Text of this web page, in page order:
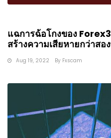
แฉการฉ้อโกงของ
สร้างความเสียหายกว่าสอ
Aug 19, 2022 By Fxscam